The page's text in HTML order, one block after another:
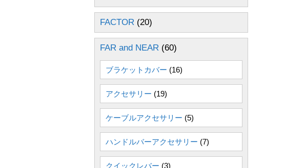
FACTOR (20)
FAR and NEAR (60)
ブラケットカバー (16)
アクセサリー (19)
ケーブルアクセサリー (5)
ハンドルバーアクセサリー (7)
クイックレバー (3)